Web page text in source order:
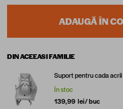
ADAUGĂ ÎN
DIN ACEEASI FAMILIE
Suport pentru cada
În stoc
139,99 lei/ buc